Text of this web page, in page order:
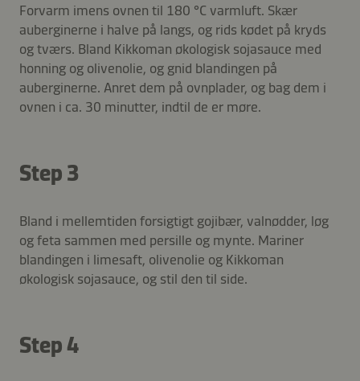
Forvarm imens ovnen til 180 °C varmluft. Skær
auberginerne i halve på langs, og rids kødet på kryds
og tværs. Bland Kikkoman økologisk sojasauce med
honning og olivenolie, og gnid blandingen på
auberginerne. Anret dem på ovnplader, og bag dem i
ovnen i ca. 30 minutter, indtil de er møre.
Step 3
Bland i mellemtiden forsigtigt gojibær, valnødder, løg
og feta sammen med persille og mynte. Mariner
blandingen i limesaft, olivenolie og Kikkoman
økologisk sojasauce, og stil den til side.
Step 4